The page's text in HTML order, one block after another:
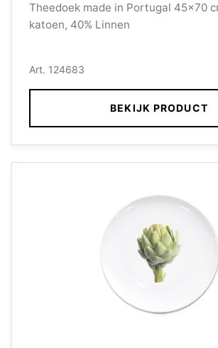
Theedoek made in Portugal 45x70
katoen, 40% Linnen
Art. 124683
BEKIJK PRODUCT